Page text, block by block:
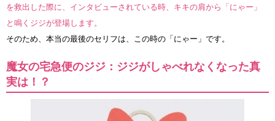
を救出した際に、インタビューされている時、キキの肩から「にゃー」
と鳴くジジが登場します。
そのため、本当の最後のセリフは、この時の「にゃー」です。
魔女の宅急便のジジ：ジジがしゃべれなくなった真
実は！？